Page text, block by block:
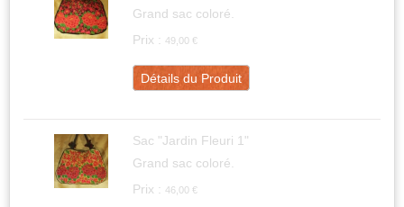
Grand sac coloré.
Prix : 49,00 €
Détails du Produit
Sac "Jardin Fleuri 1"
Grand sac coloré.
Prix : 46,00 €